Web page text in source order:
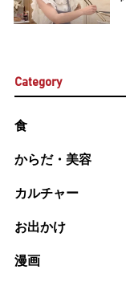
Category
食
からだ・美容
カルチャー
お出かけ
漫画